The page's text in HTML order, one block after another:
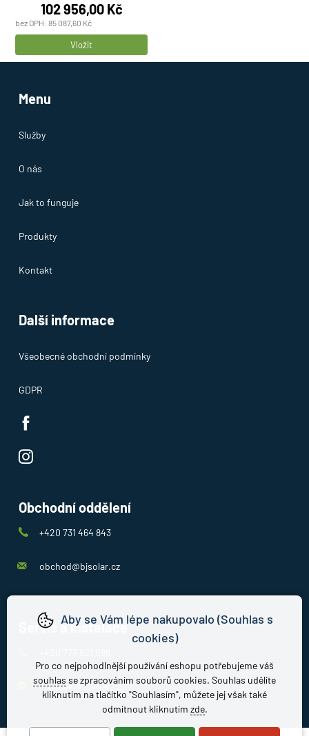
102 956,00 Kč
bez DPH: 85 087,60 Kč
Počet
produktů
Vložit
Menu
Služby
O nás
Jak to funguje
Produkty
Kontakt
Další informace
Všeobecné obchodní podmínky
GDPR
Obchodní oddělení
+420 731 464 843
obchod@bjsolar.cz
Servis a instalace
jirousek@bjsolar.cz
Aby se Vám lépe nakupovalo (Souhlas s
cookies)
Pro co nejpohodlnější používání eshopu potřebujeme váš
souhlas se zpracováním souborů cookies. Souhlas udělíte
kliknutím na tlačítko "Souhlasím", můžete jej však také
odmítnout kliknutím zde.